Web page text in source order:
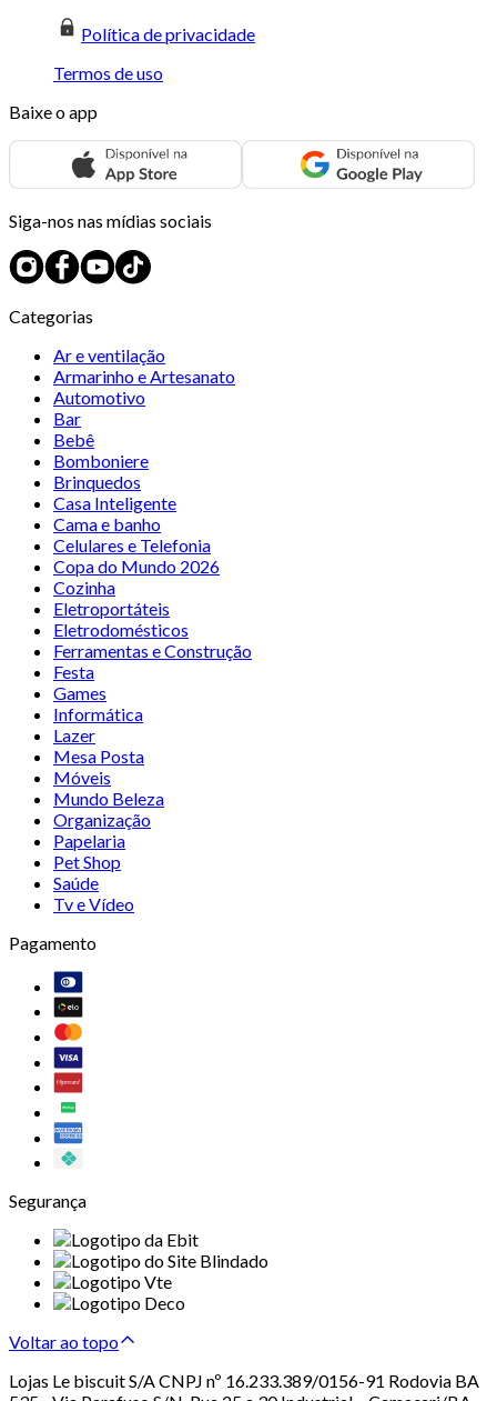
Política de privacidade
Termos de uso
Baixe o app
Siga-nos nas mídias sociais
Categorias
Ar e ventilação
Armarinho e Artesanato
Automotivo
Bar
Bebê
Bomboniere
Brinquedos
Casa Inteligente
Cama e banho
Celulares e Telefonia
Copa do Mundo 2026
Cozinha
Eletroportáteis
Eletrodomésticos
Ferramentas e Construção
Festa
Games
Informática
Lazer
Mesa Posta
Móveis
Mundo Beleza
Organização
Papelaria
Pet Shop
Saúde
Tv e Vídeo
Pagamento
Segurança
Voltar ao topo
Lojas Le biscuit S/A CNPJ nº 16.233.389/0156-91 Rodovia BA